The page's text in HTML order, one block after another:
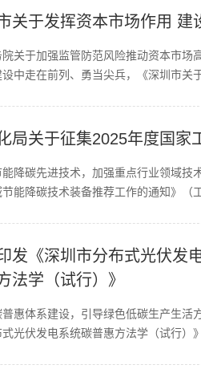
关于发挥资本市场作用 建
关于加强监管防范风险推动资本市
中走在前列、勇当尖兵，《深圳市关
局关于征集2025年度国
降碳先进技术，加强重点行业领域
能降碳技术装备推荐工作的通知》（
发《深圳市分布式光伏发
法学（试行）》
惠体系建设，引导绿色低碳生产生
光伏发电系统碳普惠方法学（试行）